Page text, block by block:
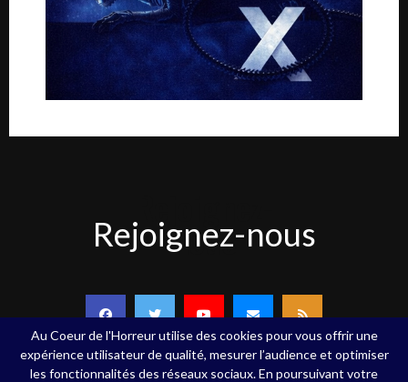
nous
Rejoignez-nous
Au Coeur de l'Horreur utilise des cookies pour vous offrir une
expérience utilisateur de qualité, mesurer l’audience et optimiser
les fonctionnalités des réseaux sociaux. En poursuivant votre